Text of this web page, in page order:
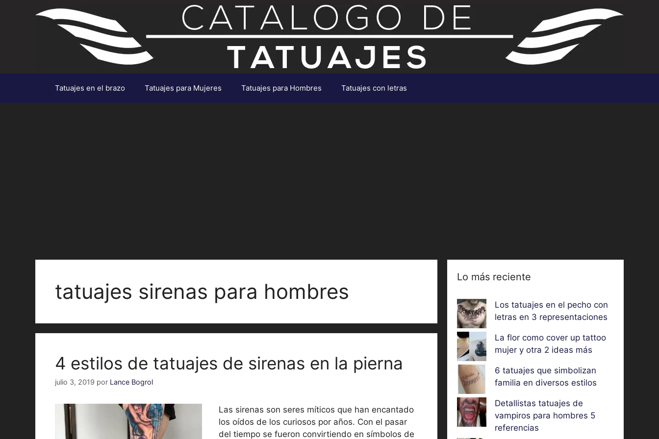
Tatuajes en el brazo Tatuajes para Mujeres Tatuajes para Hombres Tatuajes con letras
tatuajes sirenas para hombres
4 estilos de tatuajes de sirenas en la pierna
julio 3, 2019 por Lance Bogrol
Las sirenas son seres míticos que han encantado
los oídos de los curiosos por años. Con el pasar
del tiempo se fueron convirtiendo en símbolos de
Lo más reciente
Los tatuajes en el pecho con
letras en 3 representaciones
La flor como cover up tattoo
mujer y otra 2 ideas más
6 tatuajes que simbolizan
familia en diversos estilos
Detallistas tatuajes de
vampiros para hombres 5
referencias